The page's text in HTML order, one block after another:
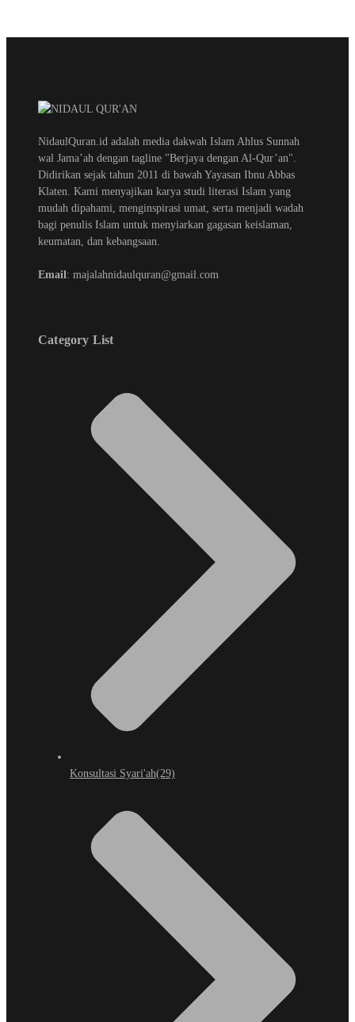
NidaulQuran.id adalah media dakwah Islam Ahlus Sunnah
wal Jama’ah dengan tagline "Berjaya dengan Al-Qur’an".
Didirikan sejak tahun 2011 di bawah Yayasan Ibnu Abbas
Klaten. Kami menyajikan karya studi literasi Islam yang
mudah dipahami, menginspirasi umat, serta menjadi wadah
bagi penulis Islam untuk menyiarkan gagasan keislaman,
keumatan, dan kebangsaan.
Email: majalahnidaulquran@gmail.com
Category List
Konsultasi Syari'ah(29)